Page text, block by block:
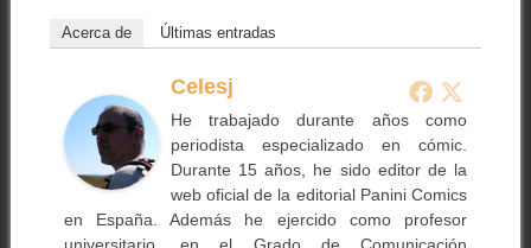
Acerca de Últimas entradas
Celesj
He trabajado durante años como
periodista especializado en cómic.
Durante 15 años, he sido editor de la
web oficial de la editorial Panini Comics
en España. Además he ejercido como profesor
universitario, en el Grado de Comunicación